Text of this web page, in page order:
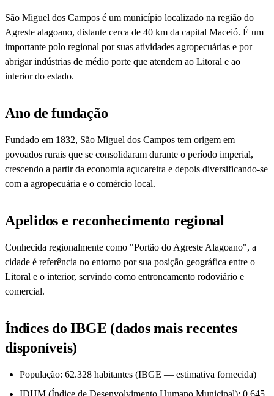
São Miguel dos Campos é um município localizado na região do
Agreste alagoano, distante cerca de 40 km da capital Maceió. É um
importante polo regional por suas atividades agropecuárias e por
abrigar indústrias de médio porte que atendem ao Litoral e ao
interior do estado.
Ano de fundação
Fundado em 1832, São Miguel dos Campos tem origem em
povoados rurais que se consolidaram durante o período imperial,
crescendo a partir da economia açucareira e depois diversificando-se
com a agropecuária e o comércio local.
Apelidos e reconhecimento regional
Conhecida regionalmente como "Portão do Agreste Alagoano", a
cidade é referência no entorno por sua posição geográfica entre o
Litoral e o interior, servindo como entroncamento rodoviário e
comercial.
Índices do IBGE (dados mais recentes
disponíveis)
População: 62.328 habitantes (IBGE — estimativa fornecida)